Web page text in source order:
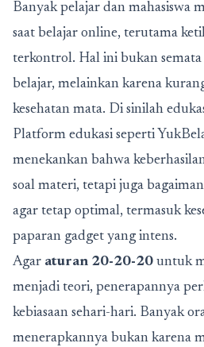
Banyak pelajar dan mahasiswa
saat belajar online, terutama
terkontrol. Hal ini bukan
belajar, melainkan karena
kesehatan mata. Di sinilah
Platform edukasi seperti
menekankan bahwa
soal materi, tetapi juga
agar tetap optimal, termasuk
paparan gadget yang intens.
Agar aturan 20-20-20 untuk
menjadi teori, penerapannya
kebiasaan sehari-hari. Banyak
menerapkannya bukan karena